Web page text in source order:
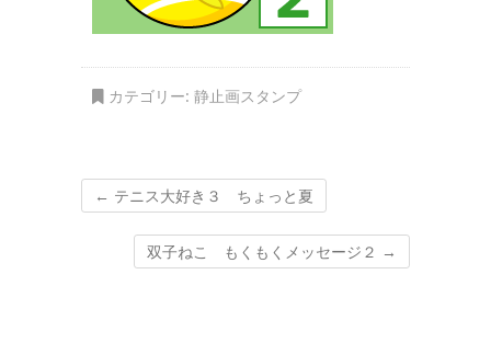
カテゴリー: 静止画スタンプ
← テニス大好き３ ちょっと夏
双子ねこ もくもくメッセージ２ →